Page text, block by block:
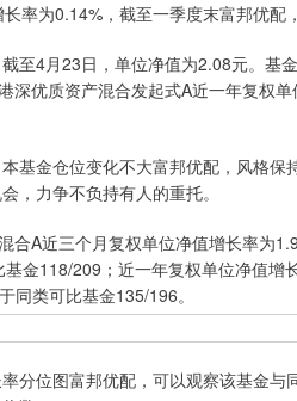
率为0.14%，截至一季度末富邦优配
4月23日，单位净值为2.08元。基
深优质资产混合发起式A近一年复权
金仓位变化不大富邦优配，风格保
，力争不负持有人的重托。
A近三个月复权单位净值增长率为
金118/209；近一年复权单位净值
同类可比基金135/196。
位图富邦优配，可以观察该基金与